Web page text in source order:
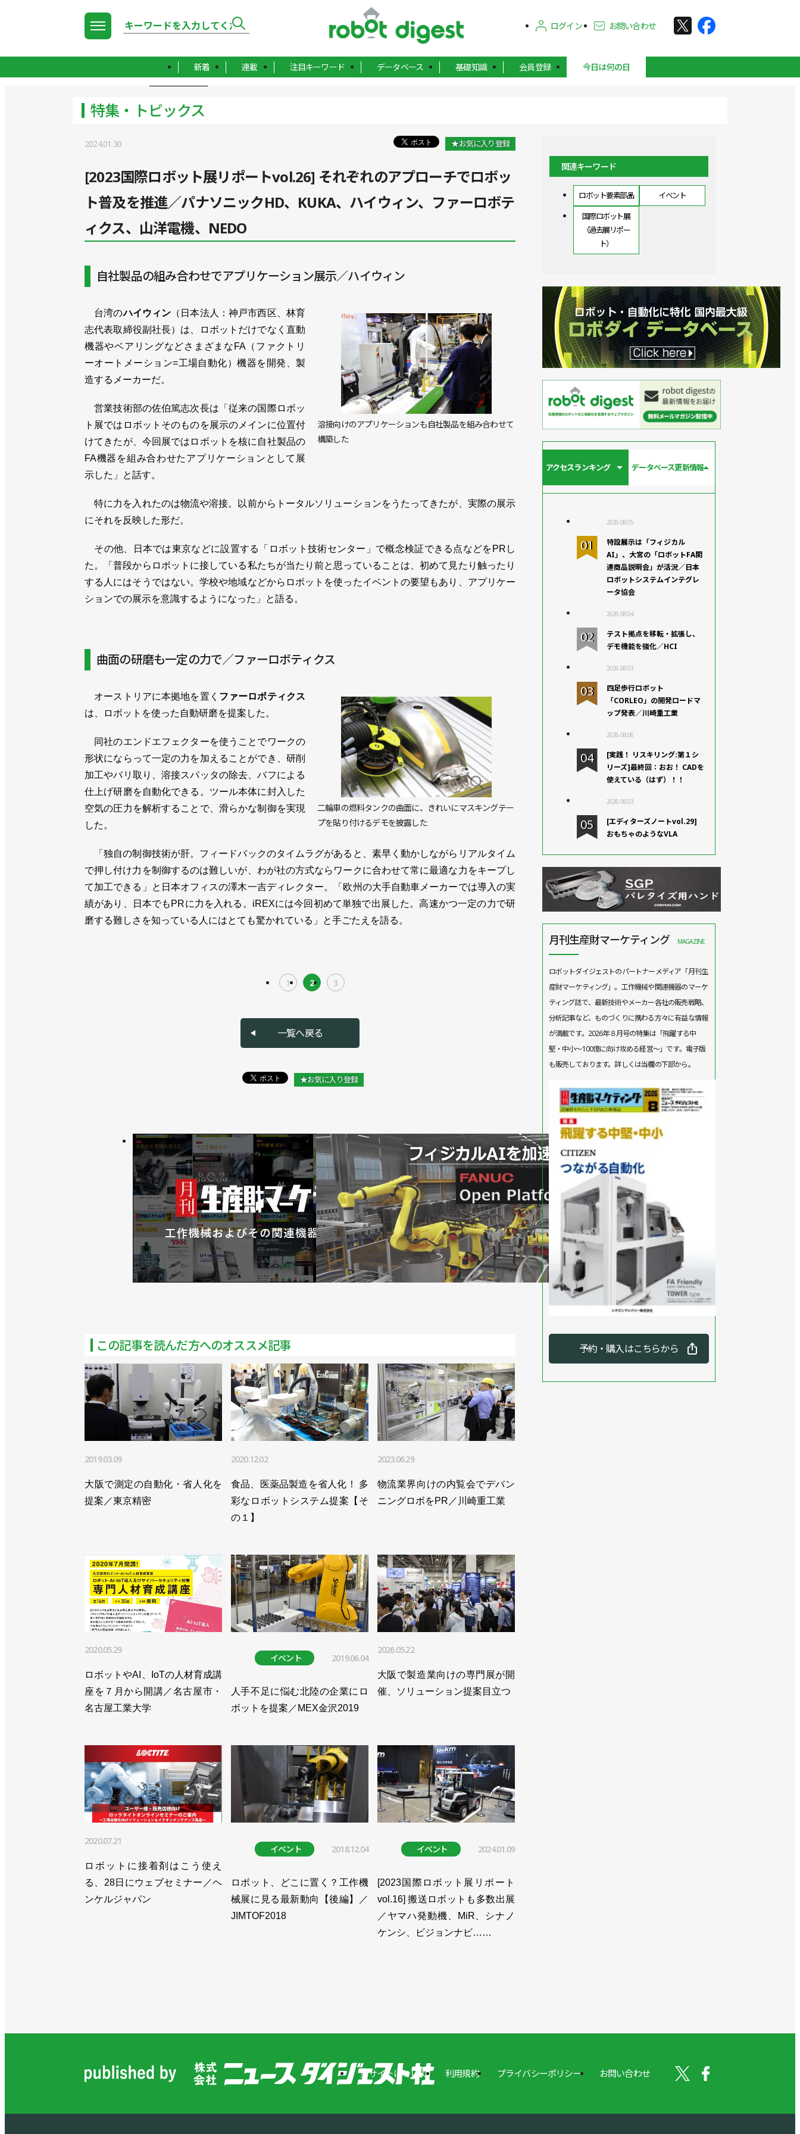
ログイン お問い合わせ
新着 連載 注目キーワード データベース 基礎知識 会員登録 今日は何の日
特集・トピックス
2024.01.30 ★お気に入り登録
[2023国際ロボット展リポートvol.26] それぞれのアプローチでロボッ
ト普及を推進／パナソニックHD、KUKA、ハイウィン、ファーロボテ
ィクス、山洋電機、NEDO
自社製品の組み合わせでアプリケーション展示／ハイウィン
溶接向けのアプリケーションも自社製品を組み合わせて
構築した
台湾のハイウィン （日本法人：神戸市西区、林育
志代表取締役副社長）は、ロボットだけでなく直動
機器やベアリングなどさまざまなFA（ファクトリ
ーオートメーション=工場自動化）機器を開発、製
造するメーカーだ。
営業技術部の佐伯篤志次長は「従来の国際ロボッ
ト展ではロボットそのものを展示のメインに位置付
けてきたが、今回展ではロボットを核に自社製品の
FA機器を組み合わせたアプリケーションとして展
示した」と話す。
特に力を入れたのは物流や溶接。以前からトータルソリューションをうたってきたが、実際の展示
にそれを反映した形だ。
その他、日本では東京などに設置する「ロボット技術センター」で概念検証できる点などをPRし
た。「普段からロボットに接している私たちが当たり前と思っていることは、初めて見たり触ったり
する人にはそうではない。学校や地域などからロボットを使ったイベントの要望もあり、アプリケー
ションでの展示を意識するようになった」と語る。
曲面の研磨も一定の力で／ファーロボティクス
二輪車の燃料タンクの曲面に、きれいにマスキングテー
プを貼り付けるデモを披露した
オーストリアに本拠地を置く ファーロボティクス
は、ロボットを使った自動研磨を提案した。
同社のエンドエフェクターを使うことでワークの
形状にならって一定の力を加えることができ、研削
加工やバリ取り、溶接スパッタの除去、バフによる
仕上げ研磨を自動化できる。ツール本体に封入した
空気の圧力を解析することで、滑らかな制御を実現
した。
「独自の制御技術が肝。フィードバックのタイムラグがあると、素早く動かしながらリアルタイム
で押し付け力を制御するのは難しいが、わが社の方式ならワークに合わせて常に最適な力をキープし
て加工できる」と日本オフィスの澤木一吉ディレクター。「欧州の大手自動車メーカーでは導入の実
績があり、日本でもPRに力を入れる。iREXには今回初めて単独で出展した。高速かつ一定の力で研
磨する難しさを知っている人にはとても驚かれている」と手ごたえを語る。
1 2 3
一覧へ戻る
★お気に入り登録
この記事を読んだ方へのオススメ記事
2019.03.09
大阪で測定の自動化・省人化を
提案／東京精密
2020.12.02
食品、医薬品製造を省人化！ 多
彩なロボットシステム提案【そ
の１】
2023.06.29
物流業界向けの内覧会でデバン
ニングロボをPR／川崎重工業
2020.05.29
ロボットやAI、IoTの人材育成講
座を７月から開講／名古屋市・
名古屋工業大学
イベント 2019.06.04
人手不足に悩む北陸の企業にロ
ボットを提案／MEX金沢2019
2026.05.22
大阪で製造業向けの専門展が開
催、ソリューション提案目立つ
2020.07.21
ロボットに接着剤はこう使え
る、28日にウェブセミナー／ヘ
ンケルジャパン
イベント 2018.12.04
ロボット、どこに置く？工作機
械展に見る最新動向【後編】／
JIMTOF2018
イベント 2024.01.09
[2023国際ロボット展リポート
vol.16] 搬送ロボットも多数出展
／ヤマハ発動機、MiR、シナノ
ケンシ、ビジョンナビ……
関連キーワード
ロボット要素部品
イベント
国際ロボット展
（過去展リポー
ト）
アクセスランキング データベース更新情報
2026.08.05
特設展示は「フィジカル
AI」、大宮の「ロボットFA関
連商品説明会」が活況／日本
ロボットシステムインテグレ
ータ協会
2026.08.04
テスト拠点を移転・拡張し、
デモ機能を強化／HCI
2026.08.03
四足歩行ロボット
「CORLEO」の開発ロードマ
ップ発表／川崎重工業
2026.08.06
[実践！ リスキリング:第１シ
リーズ]最終回：おお！ CADを
使えている（はず）！！
2026.08.03
[エディターズノートvol.29]
おもちゃのようなVLA
月刊生産財マーケティング MAGAZINE
ロボットダイジェストのパートナーメディア「月刊生
産財マーケティング」。工作機械や関連機器のマーケ
ティング誌で、最新技術やメーカー各社の販売戦略、
分析記事など、ものづくりに携わる方々に有益な情報
が満載です。2026年８月号の特集は「飛躍する中
堅・中小～100億に向け攻める経営～」です。電子版
も販売しております。詳しくは当欄の下部から。
予約・購入はこちらから
当サイトについて 利用規約 プライバシーポリシー お問い合わせ